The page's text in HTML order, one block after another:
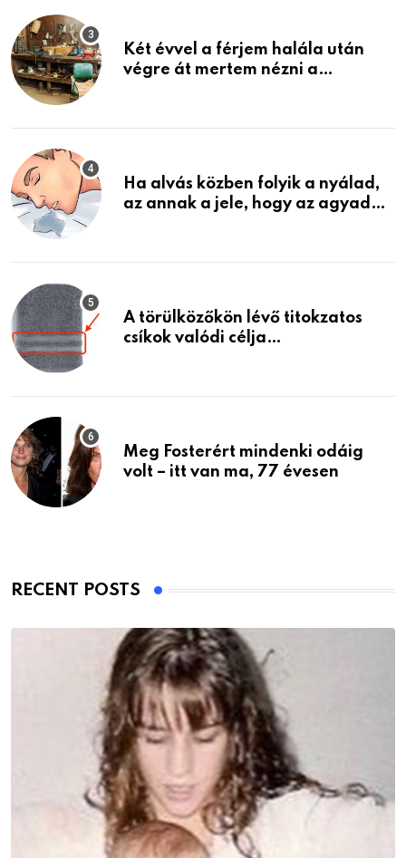
Két évvel a férjem halála után
végre át mertem nézni a
életemet
Ha alvás közben folyik a nyálad,
az annak a jele, hogy az agyad…
A törülközőkön lévő titokzatos
csíkok valódi célja…
Meg Fosterért mindenki odáig
volt – itt van ma, 77 évesen
RECENT POSTS